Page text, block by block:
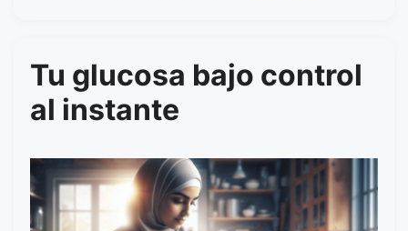
Tu glucosa bajo control
al instante